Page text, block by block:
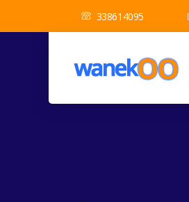
338614095